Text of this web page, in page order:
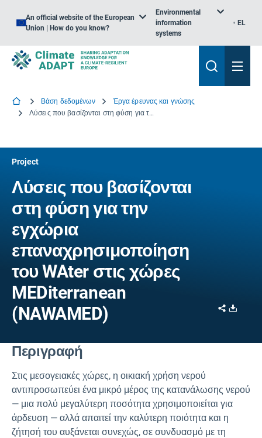
An official website of the European
Union | How do you know?
Environmental
information
systems
EL
Βάση δεδομένων
Έργα έρευνας και γνώσης
Λύσεις που βασίζονται στη φύση για την εγχώρια επαναχρησιμοποίηση του WAter στις χώρες MEDiterranean
Project
Λύσεις που βασίζονται
στη φύση για την
εγχώρια
επαναχρησιμοποίηση
του WAter στις χώρες
MEDiterranean
(NAWAMED)
Share
Περιγραφή
Στις μεσογειακές χώρες, η οικιακή χρήση νερού
αντιπροσωπεύει ένα μικρό μέρος της κατανάλωσης νερού
— μια πολύ μεγαλύτερη ποσότητα χρησιμοποιείται για
άρδευση — αλλά απαιτεί την καλύτερη ποιότητα και η
ζήτησή του αυξάνεται συνεχώς, σε συνδυασμό με τη